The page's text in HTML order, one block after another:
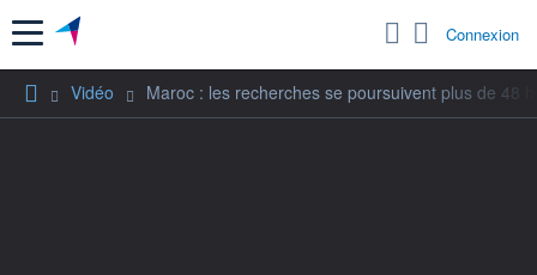
Menu Connexion
Vidéo Maroc : les recherches se poursuivent plus de 48